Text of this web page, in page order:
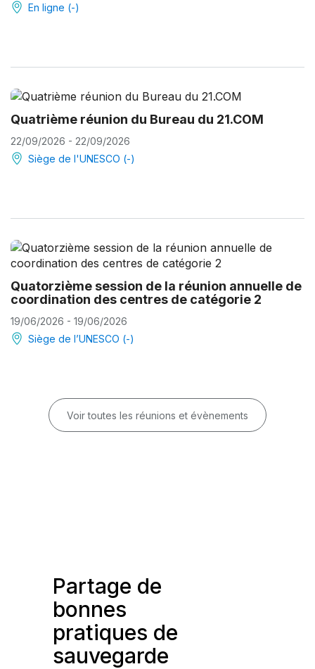
En ligne (-)
Quatrième réunion du Bureau du 21.COM
22/09/2026 - 22/09/2026
Siège de l'UNESCO (-)
Quatorzième session de la réunion annuelle de
coordination des centres de catégorie 2
19/06/2026 - 19/06/2026
Siège de l’UNESCO (-)
Voir toutes les réunions et évènements
Partage de
bonnes
pratiques de
sauvegarde